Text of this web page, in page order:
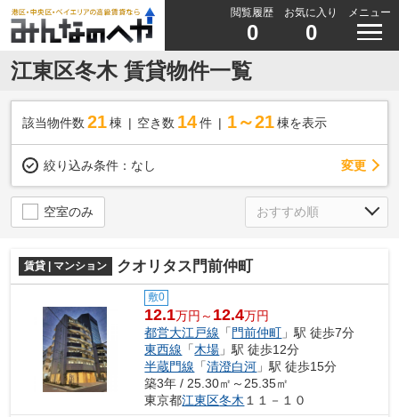
閲覧履歴
0
お気に入り
0
メニュー
江東区冬木 賃貸物件一覧
該当物件数 21棟 空き数 14 件 1～21 棟を表示
絞り込み条件： なし 変更
空室のみ
賃貸 | マンション クオリタス門前仲町
敷0
12.1万円～ 12.4万円
都営大江戸線 「 門前仲町 」駅 徒歩7分
東西線 「木場 」駅 徒歩12分
半蔵門線 「清澄白河 」駅 徒歩15分
築3年 / 25.30㎡～25.35㎡
東京都江東区冬木 １１－１０